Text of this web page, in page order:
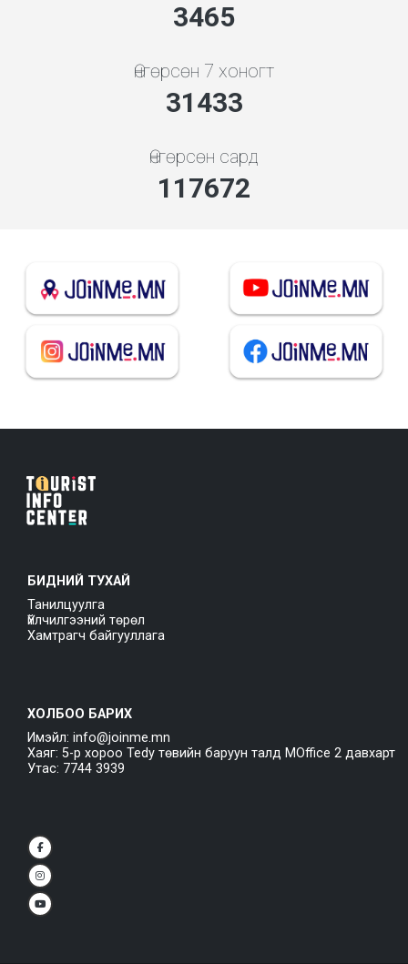
3731
Өнгөрсөн 7 хоногт
33851
Өнгөрсөн сард
126723
БИДНИЙ ТУХАЙ
Танилцуулга
Үйлчилгээний төрөл
Хамтрагч байгууллага
ХОЛБОО БАРИХ
Имэйл: info@joinme.mn
Хаяг: 5-р хороо Tedy төвийн баруун талд MOffice 2 давхарт
Утас: 7744 3939